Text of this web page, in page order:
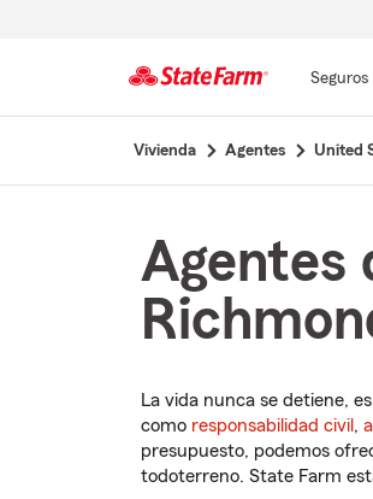
Seguros
Vivienda Agentes United
Agentes
La vida nunca se detiene,
como responsabilidad civil ,
presupuesto, podemos
todoterreno. State Farm